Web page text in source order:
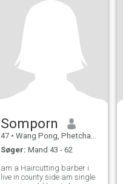
Somporn
47 • Wang Pong, Phetchabun, Thailand
Søger: Mand 43 - 62
am a Haircutting barber i
live in county side am single